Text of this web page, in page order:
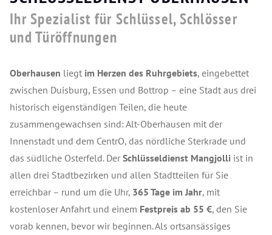
Ihr Spezialist für Schlüssel, Schlösser
und Türöffnungen
Oberhausen liegt im Herzen des Ruhrgebiets, eingebettet
zwischen Duisburg, Essen und Bottrop – eine Stadt aus drei
historisch eigenständigen Teilen, die heute
zusammengewachsen sind: Alt-Oberhausen mit der
Innenstadt und dem CentrO, das nördliche Sterkrade und
das südliche Osterfeld. Der Schlüsseldienst Mangjolli ist in
allen drei Stadtbezirken und allen Stadtteilen für Sie
erreichbar – rund um die Uhr, 365 Tage im Jahr, mit
kostenloser Anfahrt und einem Festpreis ab 55 €, den Sie
vorab kennen, bevor wir beginnen. Als ortsansässiges